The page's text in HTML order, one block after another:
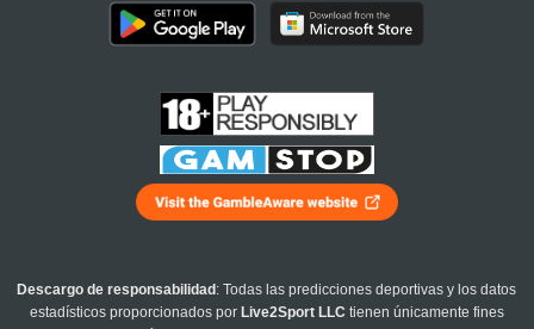
Descargo de responsabilidad : Todas las predicciones deportivas y los datos
estadísticos proporcionados por Live2Sport LLC tienen únicamente fines